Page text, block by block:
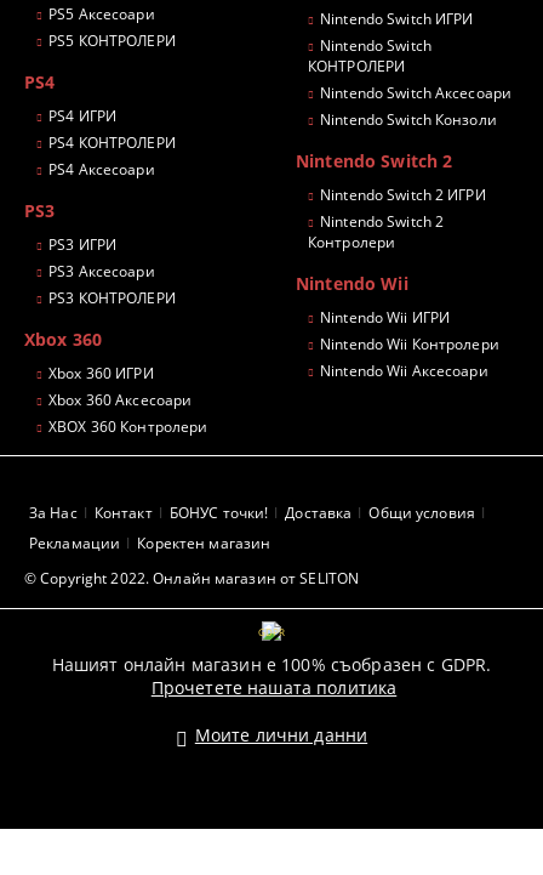
PS5 Аксесоари
PS5 КОНТРОЛЕРИ
PS4
PS4 ИГРИ
PS4 КОНТРОЛЕРИ
PS4 Аксесоари
PS3
PS3 ИГРИ
PS3 Аксесоари
PS3 КОНТРОЛЕРИ
Xbox 360
Xbox 360 ИГРИ
Xbox 360 Аксесоари
XBOX 360 Контролери
Nintendo Switch ИГРИ
Nintendo Switch
КОНТРОЛЕРИ
Nintendo Switch Аксесоари
Nintendo Switch Конзоли
Nintendo Switch 2
Nintendo Switch 2 ИГРИ
Nintendo Switch 2
Контролери
Nintendo Wii
Nintendo Wii ИГРИ
Nintendo Wii Контролери
Nintendo Wii Аксесоари
© Copyright 2022. Онлайн магазин от SELITON
За Нас Контакт БОНУС точки! Доставка
Общи условия
Рекламации
Коректен магазин
GDPR
Нашият онлайн магазин е 100% съобразен с GDPR.
Прочетете нашата политика
Моите лични данни